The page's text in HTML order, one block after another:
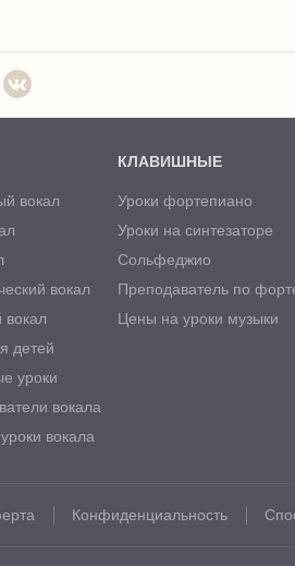
вокал
вокал
детей
уроки
вокала
вокала
КЛАВИШНЫЕ
Уроки фортепиано
Уроки на синтезаторе
Сольфеджио
Преподаватель по
Цены на уроки музыки
Конфиденциальность